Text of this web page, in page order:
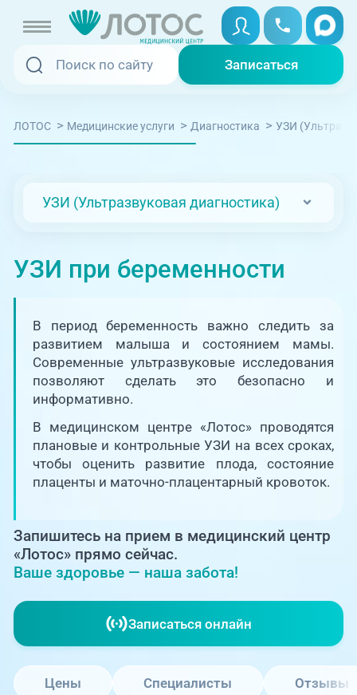
Записаться
Записаться
Услуги и цены
Отзывы
Адреса клиник
О клинике
Блог врачей
Новости
PreventAGE
Записаться онлайн
Вызвать скорую
Медицина на дому
Телемедицина
+7 (351) 220-00-03
Единая справочная служба,
запись на прием
+7 (351) 220-03-03
Центр амбулаторной
онкологической помощи
+7 (7142) 927-003
ЛОТОС > Медицинские услуги > Диагностика > УЗИ
УЗИ (Ультразвуковая диагностика)
УЗИ при беременности
В период беременность важно следить за
развитием малыша и состоянием мамы.
Современные ультразвуковые исследования
позволяют сделать это безопасно и
информативно.
В медицинском центре «Лотос» проводятся
плановые и контрольные УЗИ на всех сроках,
чтобы оценить развитие плода, состояние
плаценты и маточно-плацентарный кровоток.
Запишитесь на прием в медицинский центр
«Лотос» прямо сейчас.
Ваше здоровье — наша забота!
Записаться онлайн
Цены Специалисты Отзывы